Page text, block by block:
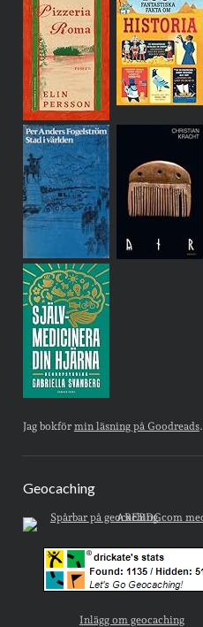
Jag bokför min läsning på Goodreads.
Geocaching
Inlägg om geocaching